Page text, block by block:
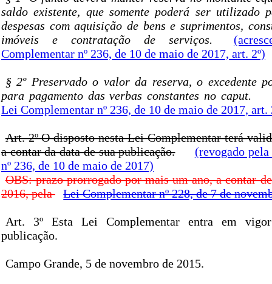
saldo existente, que somente poderá ser utilizado
despesas com aquisição de bens e suprimentos,
imóveis e contratação de serviços.
Complementar nº 236, de 10 de maio de 2017, art. 2º)
§ 2º Preservado o valor da reserva, o excedente
para pagamento das verbas constantes no caput.
Lei Complementar nº 236, de 10 de maio de 2017, art.
Art. 2º O disposto nesta Lei Complementar terá
a contar da data de sua publicação.
(revogado
nº 236, de 10 de maio de 2017)
OBS: prazo prorrogado por mais um ano, a contar
2016, pela
Lei Complementar nº 228, de 7 de
Art. 3º Esta Lei Complementar entra em
publicação.
Campo Grande, 5 de novembro de 2015.